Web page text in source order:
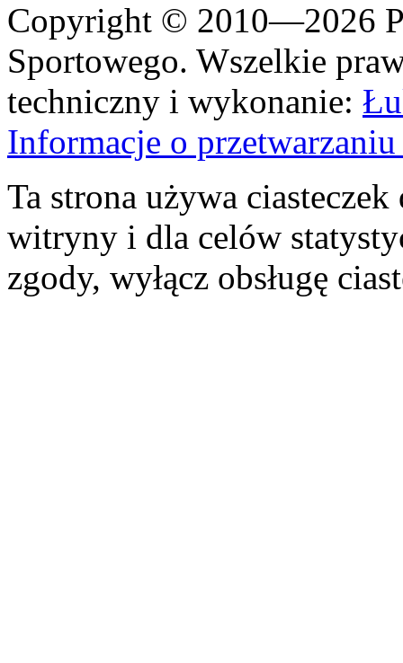
Copyright © 2010—2026
Sportowego. Wszelkie
techniczny i wykonanie:
Informacje o
Ta strona używa
witryny i dla celów
zgody, wyłącz obsługę